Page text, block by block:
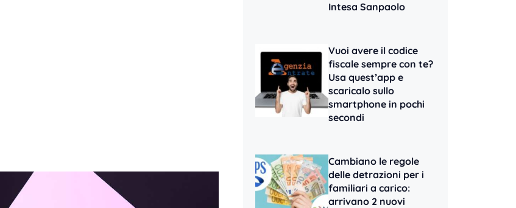
Intesa Sanpaolo
Vuoi avere il codice
fiscale sempre con te?
Usa quest’app e
scaricalo sullo
smartphone in pochi
secondi
Cambiano le regole
delle detrazioni per i
familiari a carico:
arrivano 2 nuovi